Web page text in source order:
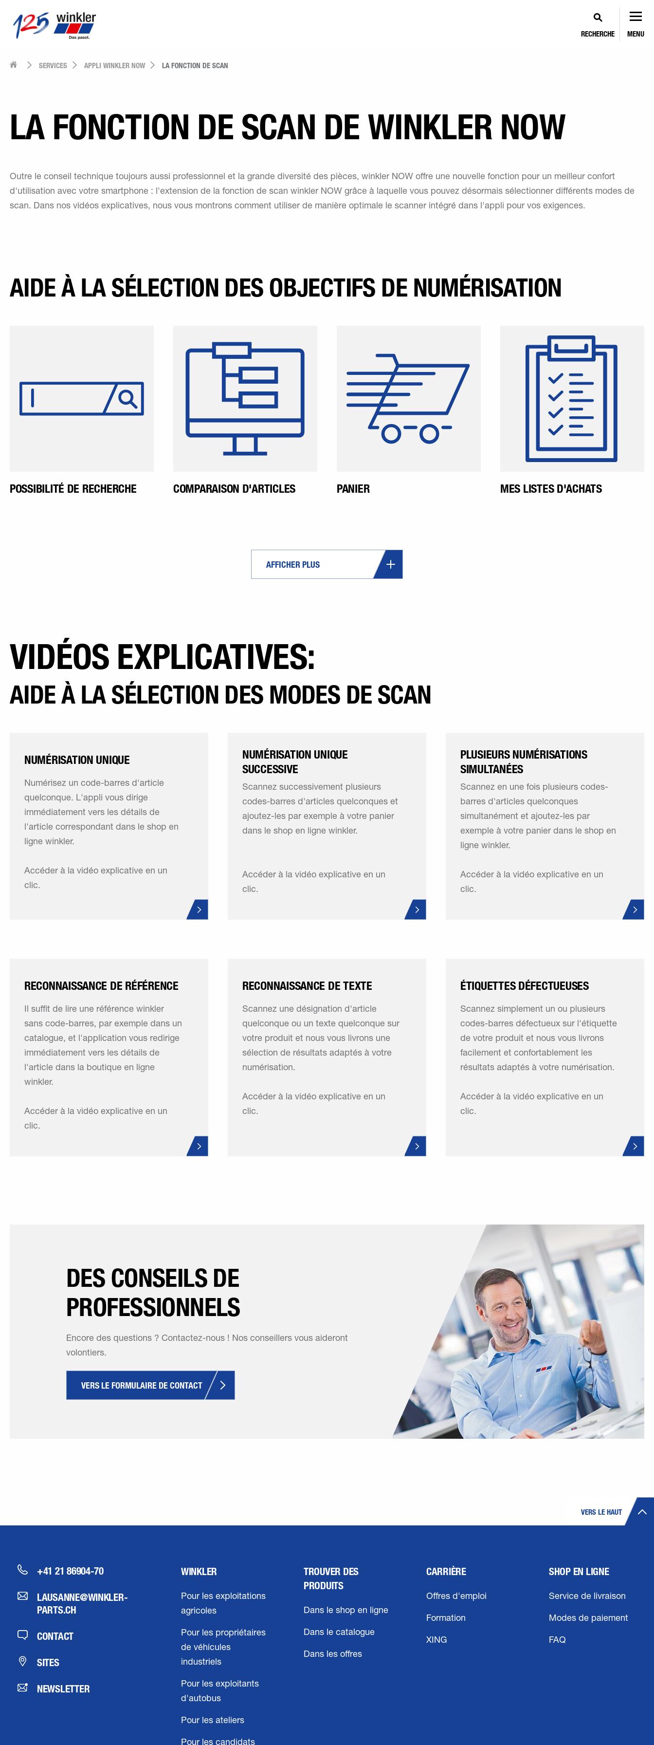
RECHERCHE MENU
SERVICES APPLI WINKLER NOW LA FONCTION DE SCAN
LA FONCTION DE SCAN DE WINKLER NOW
Outre le conseil technique toujours aussi professionnel et la grande diversité des pièces, winkler NOW offre une nouvelle fonction pour un meilleur confort
d'utilisation avec votre smartphone : l'extension de la fonction de scan winkler NOW grâce à laquelle vous pouvez désormais sélectionner différents modes de
scan. Dans nos vidéos explicatives, nous vous montrons comment utiliser de manière optimale le scanner intégré dans l'appli pour vos exigences.
AIDE À LA SÉLECTION DES OBJECTIFS DE NUMÉRISATION
quelconques et appliquez-les
directement dans la
recherche pour une utilisation
POSSIBILITÉ DE RECHERCHE
Scannez simplement un ou
plusieurs codes-barres
d'articles ou blocs de texte
quelconques,
successivement ou
les directement dans la
COMPARAISON D'ARTICLES
plusieurs codes-barres
d'articles ou blocs de texte
quelconques et appliquez-les
directement dans le panier,
pour finaliser aisément votre
commande.
PANIER
Scannez simplement un ou
plusieurs codes-barres
d'articles quelconques et
appliquez-les directement
dans vos listes d'achats
existantes, ou bien créez
facilement et confortablement
de nouvelles listes.
MES LISTES D'ACHATS
AFFICHER PLUS
VIDÉOS EXPLICATIVES:
AIDE À LA SÉLECTION DES MODES DE SCAN
NUMÉRISATION UNIQUE
Numérisez un code-barres d'article
quelconque. L'appli vous dirige
immédiatement vers les détails de
l'article correspondant dans le shop en
ligne winkler.
Accéder à la vidéo explicative en un
clic.
NUMÉRISATION UNIQUE
SUCCESSIVE
Scannez successivement plusieurs
codes-barres d'articles quelconques et
ajoutez-les par exemple à votre panier
dans le shop en ligne winkler.
Accéder à la vidéo explicative en un
clic.
PLUSIEURS NUMÉRISATIONS
SIMULTANÉES
Scannez en une fois plusieurs codes-
barres d'articles quelconques
simultanément et ajoutez-les par
exemple à votre panier dans le shop en
ligne winkler.
Accéder à la vidéo explicative en un
clic.
RECONNAISSANCE DE RÉFÉRENCE
Il suffit de lire une référence winkler
sans code-barres, par exemple dans un
catalogue, et l'application vous redirige
immédiatement vers les détails de
l'article dans la boutique en ligne
winkler.
Accéder à la vidéo explicative en un
clic.
RECONNAISSANCE DE TEXTE
Scannez une désignation d'article
quelconque ou un texte quelconque sur
votre produit et nous vous livrons une
sélection de résultats adaptés à votre
numérisation.
Accéder à la vidéo explicative en un
clic.
ÉTIQUETTES DÉFECTUEUSES
Scannez simplement un ou plusieurs
codes-barres défectueux sur l'étiquette
de votre produit et nous vous livrons
facilement et confortablement les
résultats adaptés à votre numérisation.
Accéder à la vidéo explicative en un
clic.
DES CONSEILS DE
PROFESSIONNELS
Encore des questions ? Contactez-nous ! Nos conseillers vous aideront
volontiers.
VERS LE FORMULAIRE DE CONTACT
VERS LE HAUT
+41 21 86904-70
LAUSANNE@WINKLER-
PARTS.CH
CONTACT
SITES
NEWSLETTER
WINKLER
Pour les exploitations
agricoles
Pour les propriétaires
de véhicules
industriels
Pour les exploitants
d'autobus
Pour les ateliers
Pour les candidats
TROUVER DES
PRODUITS
Dans le shop en ligne
Dans le catalogue
Dans les offres
CARRIÈRE
Offres d'emploi
Formation
XING
SHOP EN LIGNE
Service de livraison
Modes de paiement
FAQ